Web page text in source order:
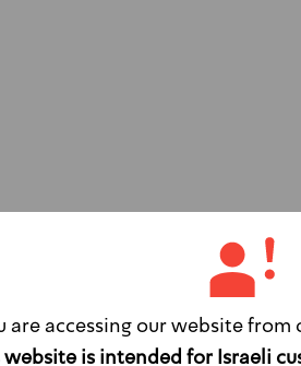
החורף:
בדנמרק
are accessing our website